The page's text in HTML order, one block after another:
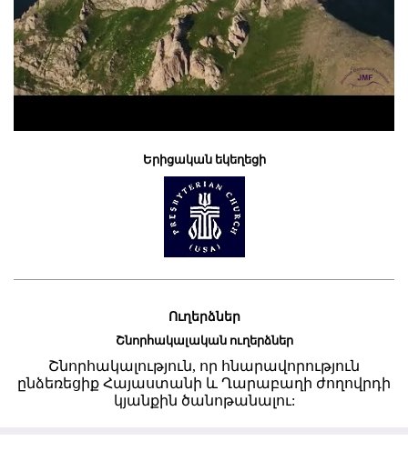
Երիցական եկեղեցի
Ուղերձներ
Շնորհակալական ուղերձներ
Շնորհակալություն, որ հնարավորություն
ընձեռեցիք Հայաստանի և Ղարաբաղի ժողովրդի
կյանքին ծանոթանալու: